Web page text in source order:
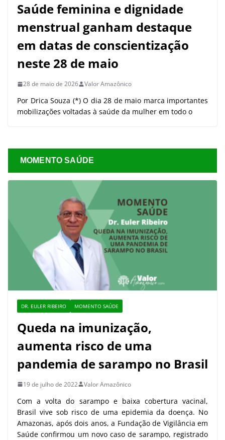
Saúde feminina e dignidade
menstrual ganham destaque
em datas de conscientização
neste 28 de maio
28 de maio de 2026 Valor Amazônico
Por Drica Souza (*) O dia 28 de maio marca importantes
mobilizações voltadas à saúde da mulher em todo o
MOMENTO SAÚDE
DR. EULER RIBEIRO MOMENTO SAÚDE
Queda na imunização,
aumenta risco de uma
pandemia de sarampo no Brasil
19 de julho de 2022 Valor Amazônico
Com a volta do sarampo e baixa cobertura vacinal,
Brasil vive sob risco de uma epidemia da doença. No
Amazonas, após dois anos, a Fundação de Vigilância em
Saúde confirmou um novo caso de sarampo, registrado